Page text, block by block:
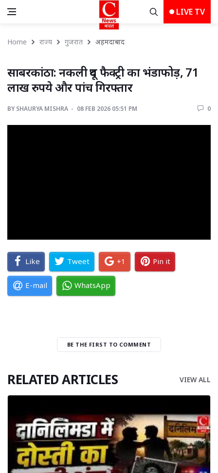
LIVE TV
Home राज्य गुजरात अहमदाबाद
साबरकांठा: नकली दूध फैक्ट्री का भंडाफोड़, 71
लाख रुपये और पांच गिरफ्तार
BY SHAURYA MISHRA 08 FEB 2026 05:51 PM 0
Like Tweet +1 Pin it
E-mail WhatsApp
BE THE FIRST TO COMMENT
RELATED ARTICLES VIEW ALL